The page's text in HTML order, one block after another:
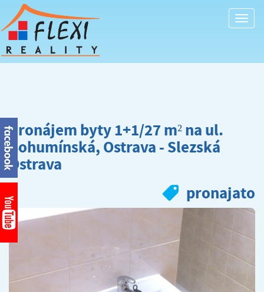
Pronájem byty 1+1/27 m² na ul.
Bohumínská, Ostrava - Slezská
Ostrava
pronajato